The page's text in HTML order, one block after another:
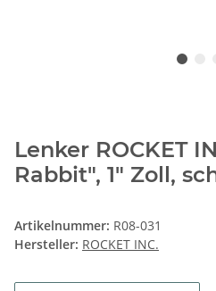
Lenker ROCKET
Rabbit", 1" Zoll,
Artikelnummer: R08-031
Hersteller: ROCKET INC.